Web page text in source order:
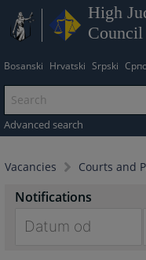
High
Bosanski Hrvatski Srpski
Advanced search
Vacancies Courts and
Notifications